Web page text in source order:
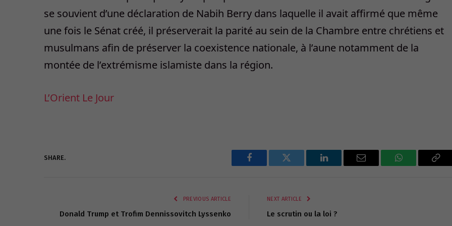
se souvient d’une déclaration de Nabih Berry dans laquelle il avait affirmé que même
une fois le Sénat créé, il préserverait la parité au sein de la Chambre entre chrétiens et
musulmans afin de préserver la coexistence nationale, à l’aune notamment de la
montée de l’extrémisme islamiste dans la région.
L’Orient Le Jour
SHARE.
Facebook Twitter LinkedIn Email WhatsApp
PREVIOUS ARTICLE
Donald Trump et Trofim Dennissovitch Lyssenko
NEXT ARTICLE
Le scrutin ou la loi ?